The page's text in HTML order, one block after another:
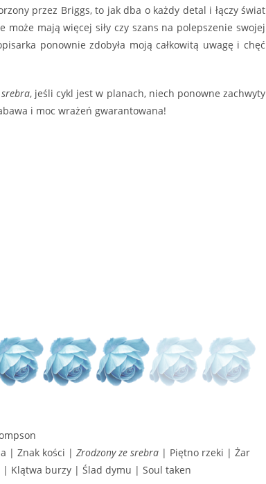
przez Briggs, to jak dba o każdy detal i łączy świat
mają więcej siły czy szans na polepszenie swojej
ponownie zdobyła moją całkowitą uwagę i chęć
, jeśli cykl jest w planach, niech ponowne zachwyty
i moc wrażeń gwarantowana!
| Znak kości | Zrodzony ze srebra| Piętno rzeki | Żar
Klątwa burzy | Ślad dymu | Soul taken